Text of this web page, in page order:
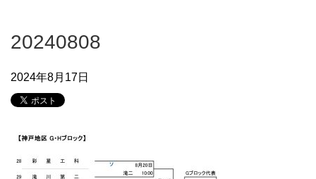
20240808
2024年8月17日